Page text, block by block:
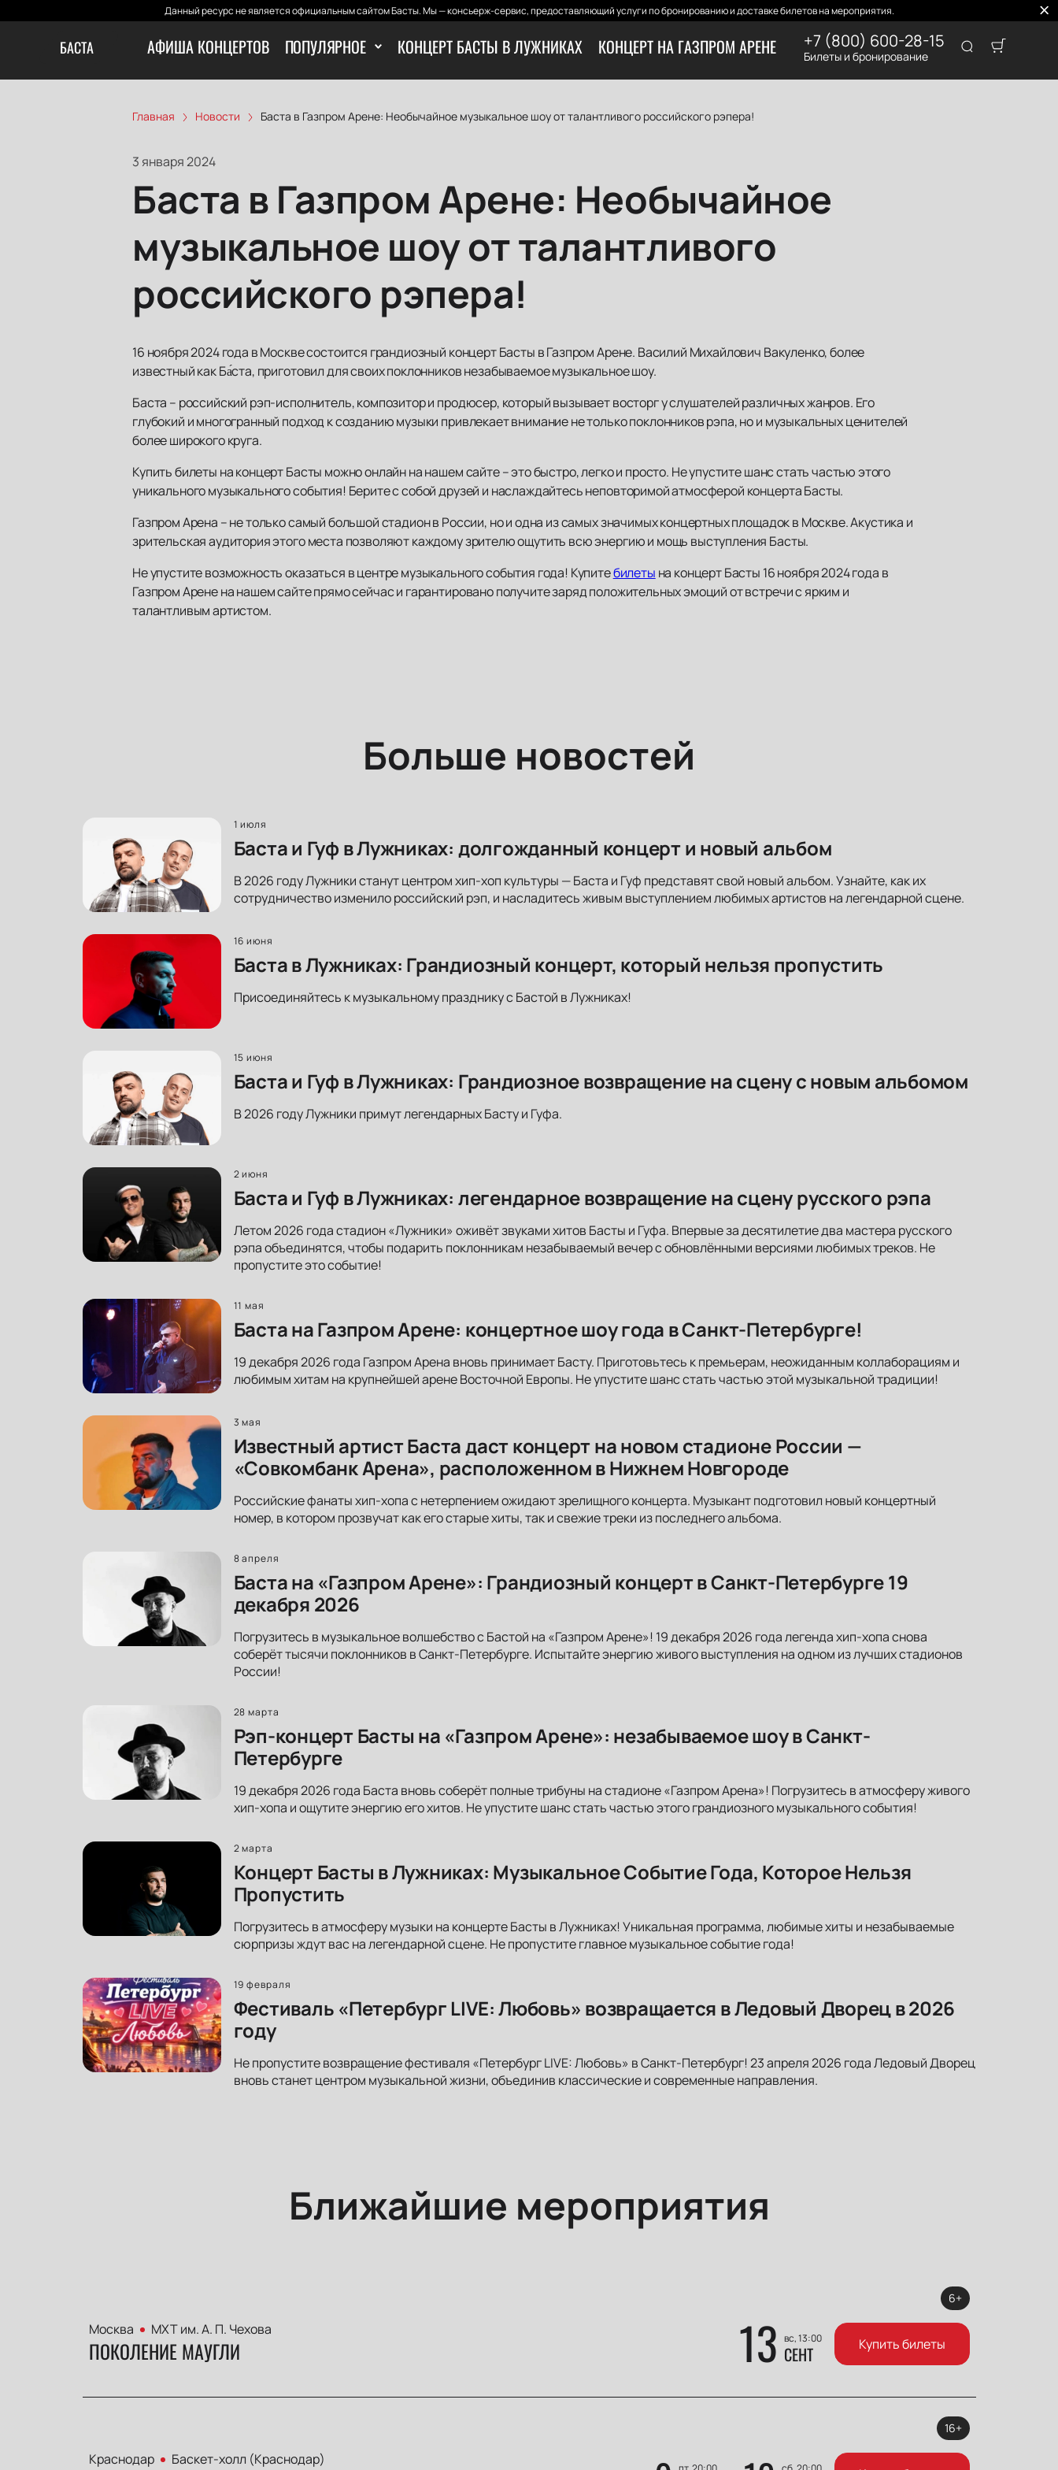
Данный ресурс не является официальным сайтом Басты. Мы — консьерж-сервис, предоставляющий услуги по бронированию и доставке билетов на мероприятия.
БАСТА АФИША КОНЦЕРТОВ ПОПУЛЯРНОЕ КОНЦЕРТ БАСТЫ В ЛУЖНИКАХ КОНЦЕРТ НА ГАЗПРОМ АРЕНЕ +7 (800) 600-28-15
Билеты и бронирование
Главная Новости Баста в Газпром Арене: Необычайное музыкальное шоу от талантливого российского рэпера!
3 января 2024
Баста в Газпром Арене: Необычайное
музыкальное шоу от талантливого
российского рэпера!
16 ноября 2024 года в Москве состоится грандиозный концерт Басты в Газпром Арене. Василий Михайлович Вакуленко, более
известный как Ба́ста, приготовил для своих поклонников незабываемое музыкальное шоу.
Баста – российский рэп-исполнитель, композитор и продюсер, который вызывает восторг у слушателей различных жанров. Его
глубокий и многогранный подход к созданию музыки привлекает внимание не только поклонников рэпа, но и музыкальных ценителей
более широкого круга.
Купить билеты на концерт Басты можно онлайн на нашем сайте – это быстро, легко и просто. Не упустите шанс стать частью этого
уникального музыкального события! Берите с собой друзей и наслаждайтесь неповторимой атмосферой концерта Басты.
Газпром Арена – не только самый большой стадион в России, но и одна из самых значимых концертных площадок в Москве. Акустика и
зрительская аудитория этого места позволяют каждому зрителю ощутить всю энергию и мощь выступления Басты.
Не упустите возможность оказаться в центре музыкального события года! Купитебилеты на концерт Басты 16 ноября 2024 года в
Газпром Арене на нашем сайте прямо сейчас и гарантировано получите заряд положительных эмоций от встречи с ярким и
талантливым артистом.
Больше новостей
1 июля
Баста и Гуф в Лужниках: долгожданный концерт и новый альбом
В 2026 году Лужники станут центром хип-хоп культуры — Баста и Гуф представят свой новый альбом. Узнайте, как их
сотрудничество изменило российский рэп, и насладитесь живым выступлением любимых артистов на легендарной сцене.
16 июня
Баста в Лужниках: Грандиозный концерт, который нельзя пропустить
Присоединяйтесь к музыкальному празднику с Бастой в Лужниках!
15 июня
Баста и Гуф в Лужниках: Грандиозное возвращение на сцену с новым альбомом
В 2026 году Лужники примут легендарных Басту и Гуфа.
2 июня
Баста и Гуф в Лужниках: легендарное возвращение на сцену русского рэпа
Летом 2026 года стадион «Лужники» оживёт звуками хитов Басты и Гуфа. Впервые за десятилетие два мастера русского
рэпа объединятся, чтобы подарить поклонникам незабываемый вечер с обновлёнными версиями любимых треков. Не
пропустите это событие!
11 мая
Баста на Газпром Арене: концертное шоу года в Санкт-Петербурге!
19 декабря 2026 года Газпром Арена вновь принимает Басту. Приготовьтесь к премьерам, неожиданным коллаборациям и
любимым хитам на крупнейшей арене Восточной Европы. Не упустите шанс стать частью этой музыкальной традиции!
3 мая
Известный артист Баста даст концерт на новом стадионе России —
«Совкомбанк Арена», расположенном в Нижнем Новгороде
Российские фанаты хип-хопа с нетерпением ожидают зрелищного концерта. Музыкант подготовил новый концертный
номер, в котором прозвучат как его старые хиты, так и свежие треки из последнего альбома.
8 апреля
Баста на «Газпром Арене»: Грандиозный концерт в Санкт-Петербурге 19
декабря 2026
Погрузитесь в музыкальное волшебство с Бастой на «Газпром Арене»! 19 декабря 2026 года легенда хип-хопа снова
соберёт тысячи поклонников в Санкт-Петербурге. Испытайте энергию живого выступления на одном из лучших стадионов
России!
28 марта
Рэп-концерт Басты на «Газпром Арене»: незабываемое шоу в Санкт-
Петербурге
19 декабря 2026 года Баста вновь соберёт полные трибуны на стадионе «Газпром Арена»! Погрузитесь в атмосферу живого
хип-хопа и ощутите энергию его хитов. Не упустите шанс стать частью этого грандиозного музыкального события!
2 марта
Концерт Басты в Лужниках: Музыкальное Событие Года, Которое Нельзя
Пропустить
Погрузитесь в атмосферу музыки на концерте Басты в Лужниках! Уникальная программа, любимые хиты и незабываемые
сюрпризы ждут вас на легендарной сцене. Не пропустите главное музыкальное событие года!
19 февраля
Фестиваль «Петербург LIVE: Любовь» возвращается в Ледовый Дворец в 2026
году
Не пропустите возвращение фестиваля «Петербург LIVE: Любовь» в Санкт-Петербург! 23 апреля 2026 года Ледовый Дворец
вновь станет центром музыкальной жизни, объединив классические и современные направления.
Ближайшие мероприятия
Москва МХТ им. А. П. Чехова
ПОКОЛЕНИЕ МАУГЛИ 13 вс, 13:00
СЕНТ
6+
Купить билеты
Краснодар Баскет-холл (Краснодар)
16+